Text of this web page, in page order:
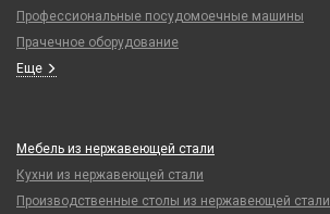
Профессиональные посудомоечные машины
Прачечное оборудование
Еще
Мебель из нержавеющей стали
Кухни из нержавеющей стали
Производственные столы из нержавеющей стали